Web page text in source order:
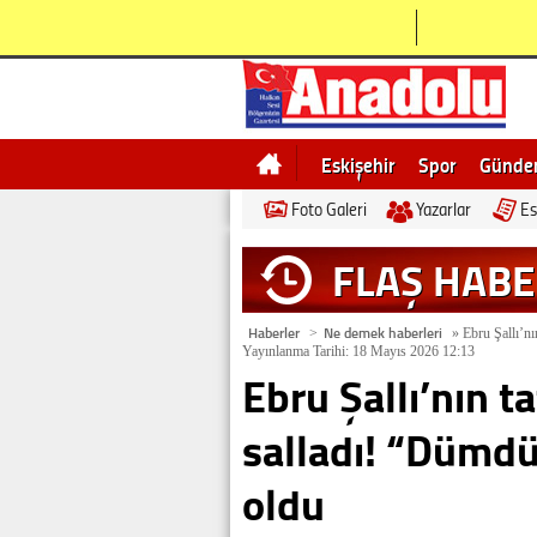
Eskişehir Spor
Bilecik
Ne demek
Foto Galeri Yazarlar
FLAŞ
Haberler > Ne demek haberleri » Ebru
Yayınlanma Tarihi: 18 Mayıs 2026 12:13
Ebru Şallı’nın
salladı!
oldu